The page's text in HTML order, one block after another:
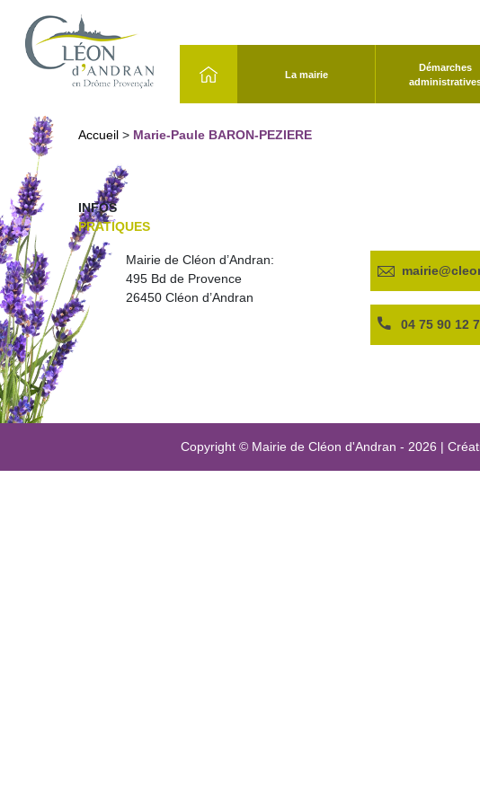
La mairie
Démarches
Accueil > Marie-Paule BARON-PEZIERE
INFOS
PRATIQUES
Mairie de Cléon d’Andran:
495 Bd de Provence
26450 Cléon d’Andran
04 75 90 12
Copyright © Mairie de Cléon d'Andran - 2026 |